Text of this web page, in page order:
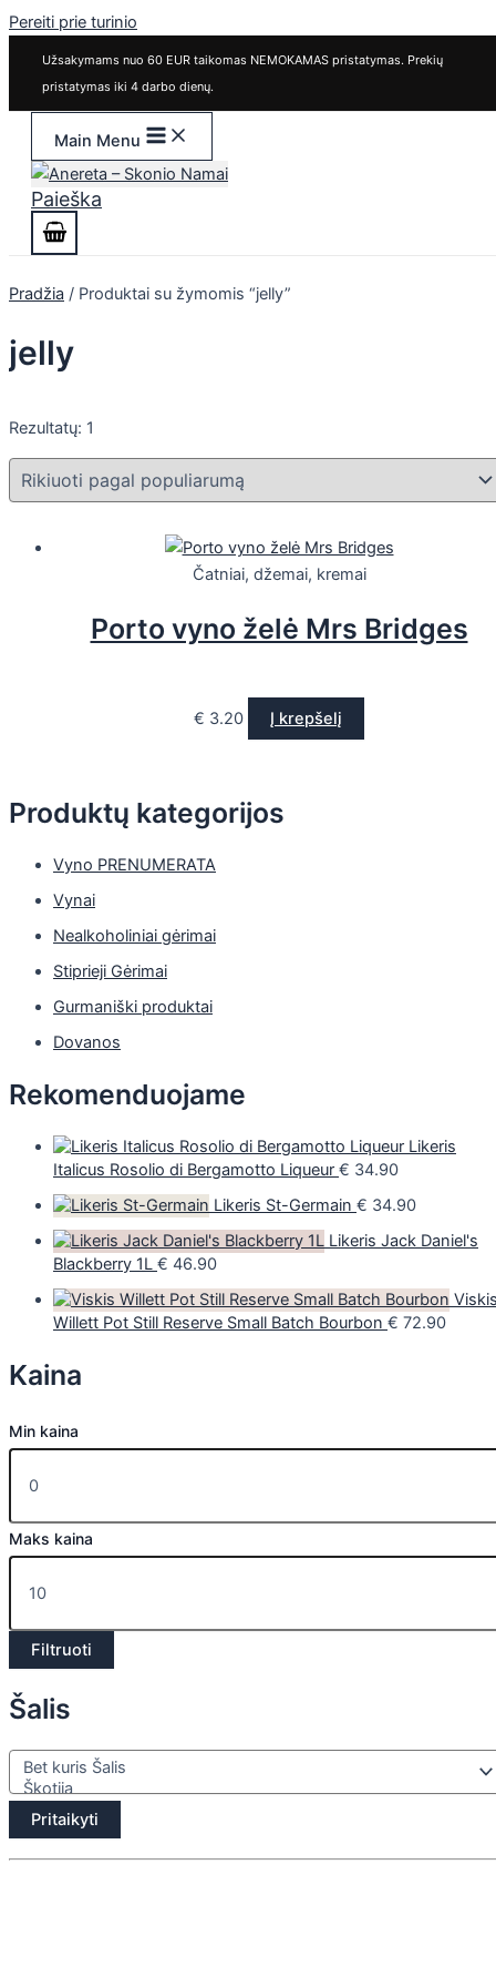
Pereiti prie turinio
Užsakymams nuo 60 EUR taikomas NEMOKAMAS pristatymas. Prekių
pristatymas iki 4 darbo dienų.
Main Menu
Paieška
Produktų kategorijos
Vyno PRENUMERATA
Vynai
Nealkoholiniai gėrimai
Stiprieji Gėrimai
Gurmaniški produktai
Dovanos
Rekomenduojame
Likeris
Italicus Rosolio di Bergamotto Liqueur € 34.90
Likeris St-Germain € 34.90
Likeris Jack Daniel's
Blackberry 1L € 46.90
Willett Pot Still Reserve Small Batch Bourbon € 72.90
Kaina
Min kaina
Maks kaina
Filtruoti
Šalis
Pritaikyti
Pradžia / Produktai su žymomis “jelly”
jelly
Rezultatų: 1
Čatniai, džemai, kremai
Porto vyno želė Mrs Bridges
€ 3.20 Į krepšelį